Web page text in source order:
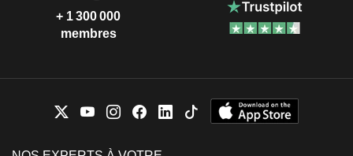
+ 1 300 000
membres